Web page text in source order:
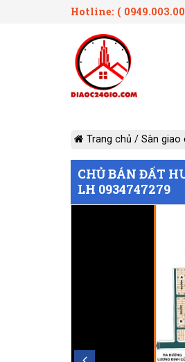
Hotline: (
Trang chủ / Sàn giao
CHỦ BÁN ĐẤT
LH 0934747279